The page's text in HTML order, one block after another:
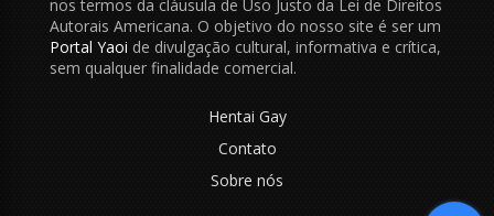
nos termos da cláusula de Uso Justo da Lei de Direitos
Autorais Americana. O objetivo do nosso site é ser um
Portal Yaoi de divulgação cultural, informativa e crítica,
sem qualquer finalidade comercial.
Hentai Gay
Contato
Sobre nós